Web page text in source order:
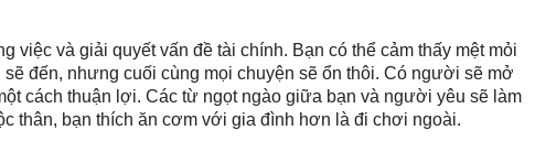
việc và giải quyết vấn đề tài chính. Bạn có thể cảm thấy mệt mỏi
đến, nhưng cuối cùng mọi chuyện sẽ ổn thôi. Có người sẽ mở
cách thuận lợi. Các từ ngọt ngào giữa bạn và người yêu sẽ làm
thân, bạn thích ăn cơm với gia đình hơn là đi chơi ngoài.